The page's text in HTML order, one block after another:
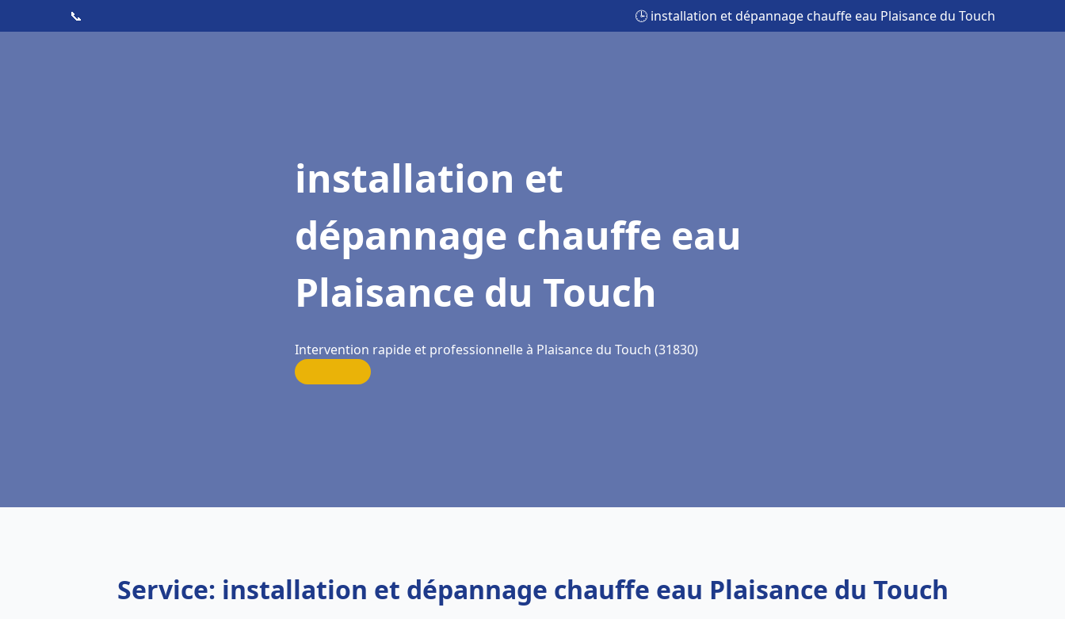
📞 🕒 installation et dépannage chauffe eau Plaisance du Touch
installation et
dépannage chauffe eau
Plaisance du Touch
Intervention rapide et professionnelle à Plaisance du Touch (31830)
Service: installation et dépannage chauffe eau Plaisance du Touch